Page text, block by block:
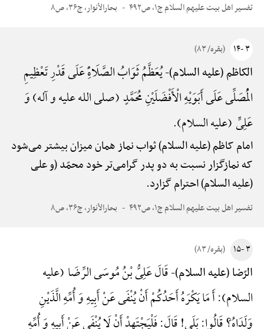
تفسیر اهل بیت علیهم السلام ج۱، ص۴۹۲ بحارالأنوار، ج۳۶، ص۸
۳ -۱۴ (بقره/ ۸۳)
الکاظم (علیه السلام)-یُعَظَّمُ ثَوَابُ الصَّلَاهًِْ عَلَی قَدْرِ تَعْظِیمِ
الْمُصَلِّی عَلَی أَبَوَیْهِ الْأَفْضَلَیْنِ مُحَمَّدٍ (صلی الله علیه و آله) وَ
عَلِیٍّ (علیه السلام).
امام کاظم (علیه السلام) ثواب نماز همان میزان بیشتر می‌شود
که نمازگزار نسبت به دو پدر گرامی‌تر خود محمّد (و علی
(علیه السلام) احترام گزارد.
تفسیر اهل بیت علیهم السلام ج۱، ص۴۹۲ بحارالأنوار، ج۳۶، ص۸
۳ -۱۵ (بقره/ ۸۳)
الرّضا (علیه السلام)-قَالَ عَلِیُّ بْنُ مُوسَی الرِّضَا (علیه
السلام): أَ مَا یَکْرَهُ أَحَدُکُمْ أَنْ یُنْفَی عَنْ أَبِیهِ وَ أُمِّهِ الَّذَیْنِ